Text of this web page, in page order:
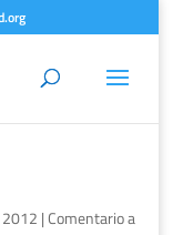
|Comentario a